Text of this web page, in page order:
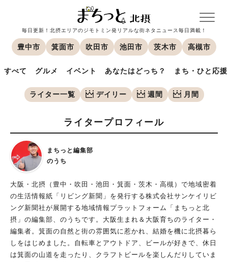
毎日更新！北摂エリアのジモトミン発リアルな街ネタニュース毎日満載！
豊中市 箕面市 吹田市 池田市 茨木市 高槻市
すべて グルメ イベント あなたはどっち？ まち・ひと応援
ライター一覧 デイリー 週間 月間
ライタープロフィール
まちっと編集部
のうち
大阪・北摂（豊中・吹田・池田・箕面・茨木・高槻）で地域密着
の生活情報紙「リビング新聞」を発行する株式会社サンケイリビ
ング新聞社が展開する地域情報プラットフォーム「まちっと北
摂」の編集部、のうちです。大阪生まれ＆大阪育ちのライター・
編集者。箕面の自然と街の雰囲気に惹かれ、結婚を機に北摂暮ら
しをはじめました。自転車とアウトドア、ビールが好きで、休日
は箕面の山道を走ったり、クラフトビールを楽しんだりしていま